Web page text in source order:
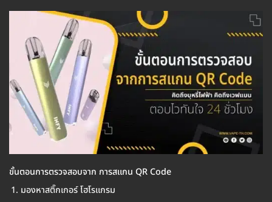
ขั้นตอนการตรวจสอบจาก การสแกน QR Code
มองหาสติ๊กเกอร์ โฮโรแกรม